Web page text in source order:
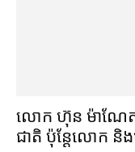
លោក ហ៊ុន ម៉ាណែត
ជាតិ ប៉ុន្តែ​លោក និង​